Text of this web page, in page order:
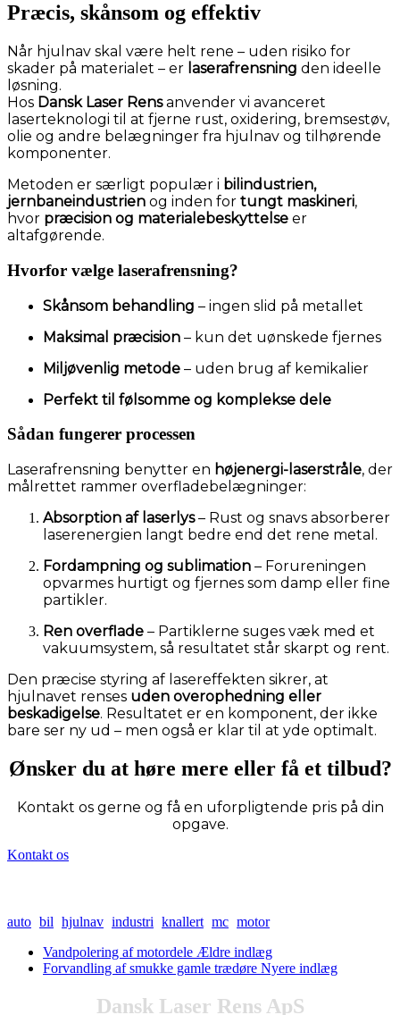
Præcis, skånsom og effektiv
Når hjulnav skal være helt rene – uden risiko for
skader på materialet – er laserafrensning den ideelle
løsning.
Hos Dansk Laser Rensanvender vi avanceret
laserteknologi til at fjerne rust, oxidering, bremsestøv,
olie og andre belægninger fra hjulnav og tilhørende
komponenter.
Metoden er særligt populær i bilindustrien,
jernbaneindustrien og inden for tungt maskineri,
hvor præcision og materialebeskyttelse er
altafgørende.
Hvorfor vælge laserafrensning?
Skånsom behandling – ingen slid på metallet
Maksimal præcision – kun det uønskede fjernes
Miljøvenlig metode – uden brug af kemikalier
Perfekt til følsomme og komplekse dele
Sådan fungerer processen
Laserafrensning benytter en højenergi-laserstråle, der
målrettet rammer overfladebelægninger:
Absorption af laserlys– Rust og snavs absorberer
laserenergien langt bedre end det rene metal.
Fordampning og sublimation – Forureningen
opvarmes hurtigt og fjernes som damp eller fine
partikler.
Ren overflade – Partiklerne suges væk med et
vakuumsystem, så resultatet står skarpt og rent.
Den præcise styring af lasereffekten sikrer, at
hjulnavet renses uden overophedning eller
beskadigelse. Resultatet er en komponent, der ikke
bare ser ny ud – men også er klar til at yde optimalt.
Ønsker du at høre mere eller få et tilbud?
Kontakt os gerne og få en uforpligtende pris på din
opgave.
Kontakt os
auto bil hjulnav industri knallert mc motor
Vandpolering af motordele Ældre indlæg
Forvandling af smukke gamle trædøre Nyere indlæg
Dansk Laser Rens ApS